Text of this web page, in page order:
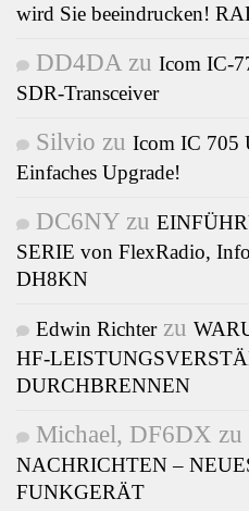
wird Sie beeindrucken!
DD4DAzu Icom IC-
SDR-Transceiver
Silvio zu Icom IC 705
Einfaches Upgrade!
DC6NY zu
SERIE von FlexRadio,
DH8KN
Edwin Richterzu
HF-
DURCHBRENNEN
Michael, DF6DX zu
NACHRICHTEN –
FUNKGERÄT